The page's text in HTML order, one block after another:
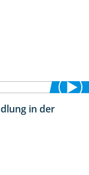
in der